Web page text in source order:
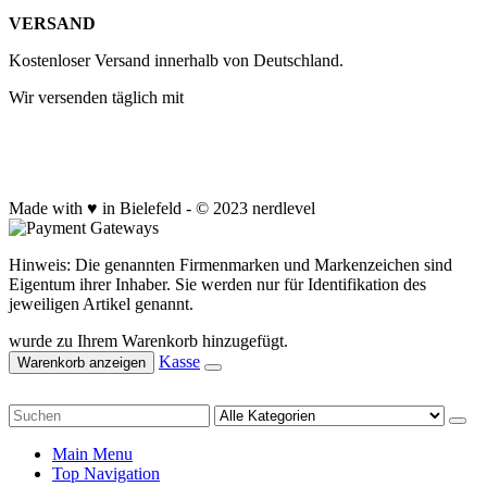
VERSAND
Kostenloser Versand innerhalb von Deutschland.
Wir versenden täglich mit
Made with ♥ in Bielefeld - © 2023 nerdlevel
Hinweis: Die genannten Firmenmarken und Markenzeichen sind
Eigentum ihrer Inhaber. Sie werden nur für Identifikation des
jeweiligen Artikel genannt.
wurde zu Ihrem Warenkorb hinzugefügt.
Warenkorb anzeigen Kasse
Main Menu
Top Navigation